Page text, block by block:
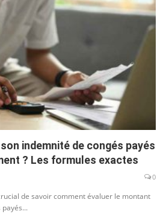
indemnité de congés payés
? Les formules exactes
0
de savoir comment évaluer le montant